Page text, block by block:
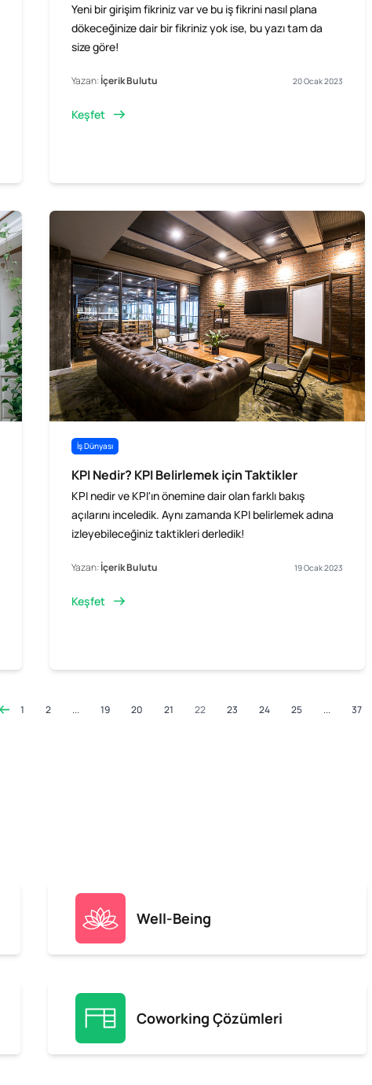
Yeni bir girişim fikriniz var ve bu iş fikrini nasıl plana
dökeceğinize dair bir fikriniz yok ise, bu yazı tam da
size göre!
Yazan:İçerik Bulutu 20 Ocak 2023
Keşfet
İş Dünyası
KPI Nedir? KPI Belirlemek için Taktikler
KPI nedir ve KPI'ın önemine dair olan farklı bakış
açılarını inceledik. Aynı zamanda KPI belirlemek adına
izleyebileceğiniz taktikleri derledik!
Yazan:İçerik Bulutu 19 Ocak 2023
Keşfet
1 2 ... 19 20 21 22 23 24 25 ... 37
Well-Being
Coworking Çözümleri